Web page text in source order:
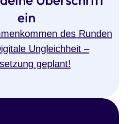
ein
des Runden
Ungleichheit –
geplant!